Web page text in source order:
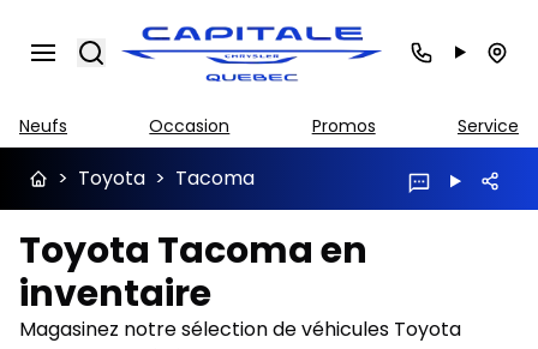
Search
Neufs Occasion Promos Service
> Toyota > Tacoma
Toyota Tacoma en
inventaire
Magasinez notre sélection de véhicules Toyota